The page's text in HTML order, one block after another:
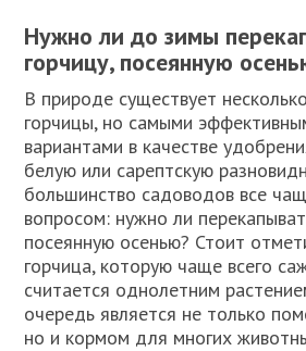
Нужно ли до зимы
горчицу, посеянную
В природе существует
горчицы, но самыми
вариантами в качестве
белую или сарептскую
большинство садоводов все
вопросом: нужно ли
посеянную осенью? Стоит
горчица, которую чаще всего
считается однолетним
очередь является не только
но и кормом для многих